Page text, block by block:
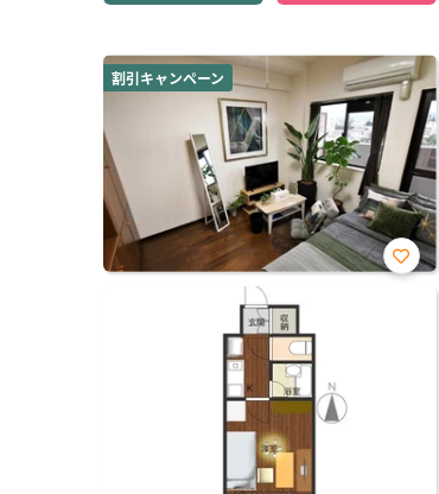
割引キャンペーン
お気